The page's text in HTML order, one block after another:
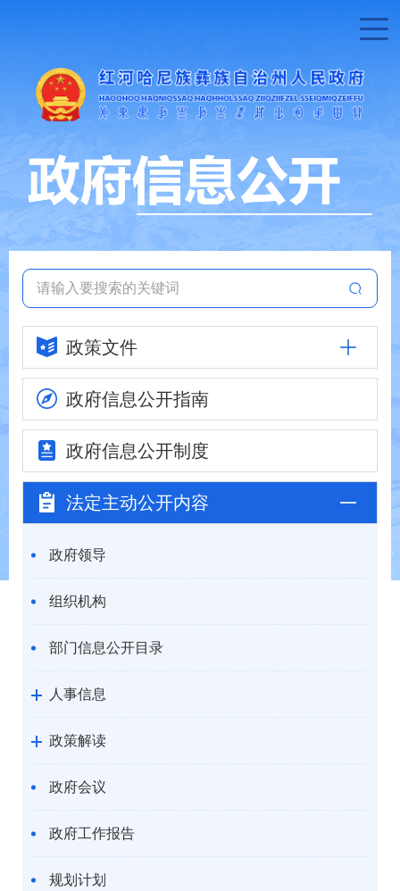
政策文件
政府信息公开指南
政府信息公开制度
法定主动公开内容
政府领导
组织机构
部门信息公开目录
人事信息
政策解读
政府会议
政府工作报告
规划计划